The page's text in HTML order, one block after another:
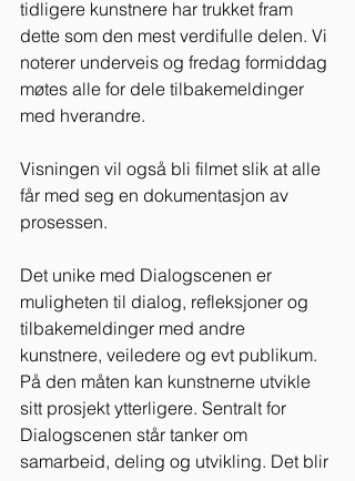
tidligere kunstnere har trukket fram
dette som den mest verdifulle delen. Vi
noterer underveis og fredag formiddag
møtes alle for dele tilbakemeldinger
med hverandre.
Visningen vil også bli filmet slik at alle
får med seg en dokumentasjon av
prosessen.
Det unike med Dialogscenen er
muligheten til dialog, refleksjoner og
tilbakemeldinger med andre
kunstnere, veiledere og evt publikum.
På den måten kan kunstnerne utvikle
sitt prosjekt ytterligere. Sentralt for
Dialogscenen står tanker om
samarbeid, deling og utvikling. Det blir